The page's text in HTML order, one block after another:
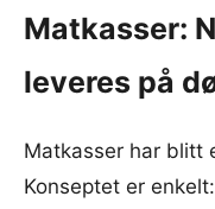
Matkasser:
leveres på
Matkasser har blitt
Konseptet er